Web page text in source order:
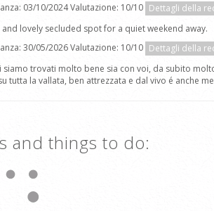
03/10/2024 Valutazione: 10/10 Dettagli della
and lovely secluded spot for a quiet weekend away.
30/05/2026 Valutazione: 10/10 Dettagli della
siamo trovati molto bene sia con voi, da subito
tutta la vallata, ben attrezzata e dal vivo é anche
and things to do: